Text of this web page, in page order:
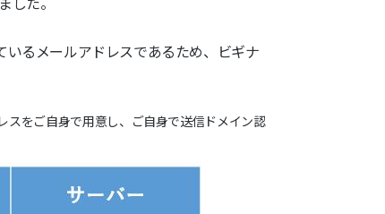
いるメールアドレスであるため、ビギナ
をご自身で用意し、ご自身で送信ドメイン認